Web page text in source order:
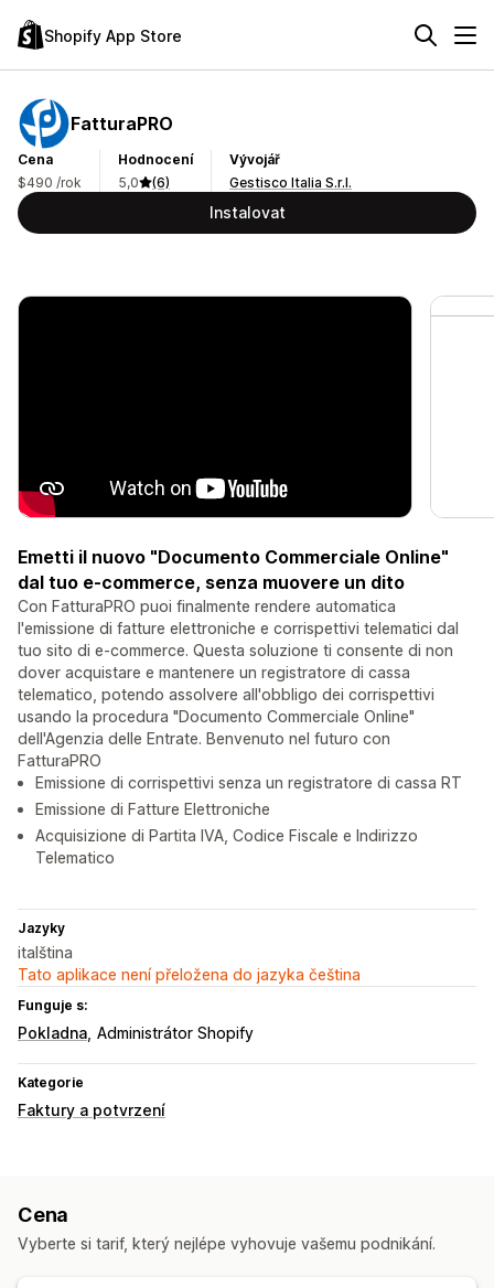
Shopify App Store
FatturaPRO
Cena
$490 /rok
Hodnocení
5,0
(6)
Vývojář
Gestisco Italia S.r.l.
Instalovat
Emetti il nuovo "Documento Commerciale Online"
dal tuo e-commerce, senza muovere un dito
Con FatturaPRO puoi finalmente rendere automatica
l'emissione di fatture elettroniche e corrispettivi telematici dal
tuo sito di e-commerce. Questa soluzione ti consente di non
dover acquistare e mantenere un registratore di cassa
telematico, potendo assolvere all'obbligo dei corrispettivi
usando la procedura "Documento Commerciale Online"
dell'Agenzia delle Entrate. Benvenuto nel futuro con
FatturaPRO
Emissione di corrispettivi senza un registratore di cassa RT
Emissione di Fatture Elettroniche
Acquisizione di Partita IVA, Codice Fiscale e Indirizzo
Telematico
Jazyky
italština
Tato aplikace není přeložena do jazyka čeština
Funguje s:
Pokladna Administrátor Shopify
Kategorie
Faktury a potvrzení
Cena
Vyberte si tarif, který nejlépe vyhovuje vašemu podnikání.